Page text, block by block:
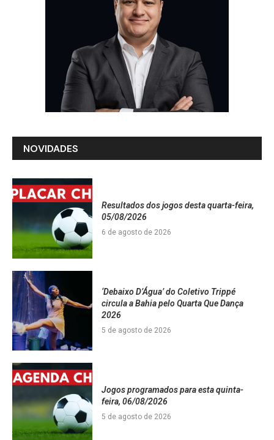
NOVIDADES
Resultados dos jogos desta quarta-feira,
05/08/2026
6 de agosto de 2026
‘Debaixo D’Água’ do Coletivo Trippé
circula a Bahia pelo Quarta Que Dança
2026
5 de agosto de 2026
Jogos programados para esta quinta-
feira, 06/08/2026
5 de agosto de 2026